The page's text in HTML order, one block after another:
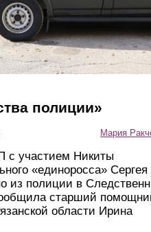
полиции»
Мария
с участием Никиты
«единоросса» Сергея
из полиции в
старший
области Ирина